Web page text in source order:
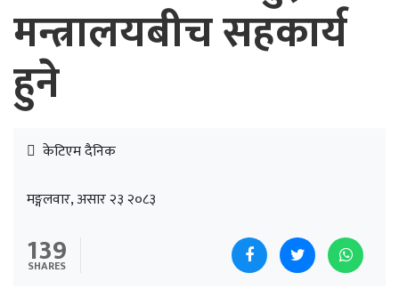
मन्त्रालयबीच सहकार्य
हुने
केटिएम दैनिक
मङ्गलवार, असार २३ २०८३
139
SHARES